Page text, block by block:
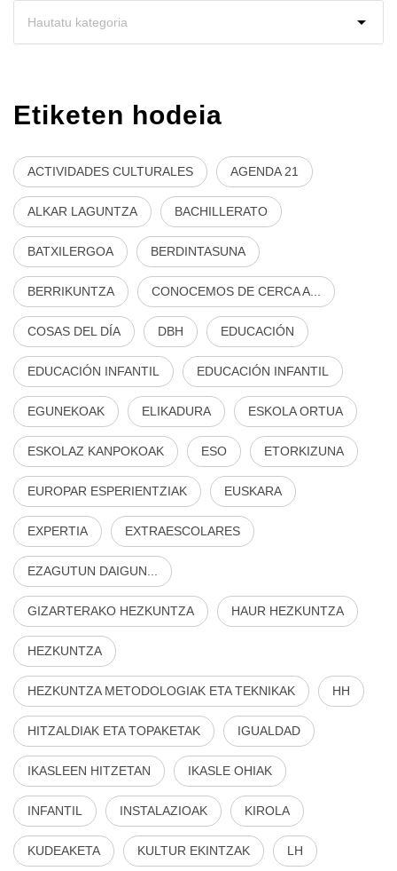
Etiketen hodeia
ACTIVIDADES CULTURALES AGENDA 21
ALKAR LAGUNTZA BACHILLERATO
BATXILERGOA BERDINTASUNA
BERRIKUNTZA CONOCEMOS DE CERCA A...
COSAS DEL DÍA DBH EDUCACIÓN
EDUCACIÓN INFANTIL EDUCACIÓN INFANTIL
EGUNEKOAK ELIKADURA ESKOLA ORTUA
ESKOLAZ KANPOKOAK ESO ETORKIZUNA
EUROPAR ESPERIENTZIAK EUSKARA
EXPERTIA EXTRAESCOLARES
EZAGUTUN DAIGUN...
GIZARTERAKO HEZKUNTZA HAUR HEZKUNTZA
HEZKUNTZA
HEZKUNTZA METODOLOGIAK ETA TEKNIKAK HH
HITZALDIAK ETA TOPAKETAK IGUALDAD
IKASLEEN HITZETAN IKASLE OHIAK
INFANTIL INSTALAZIOAK KIROLA
KUDEAKETA KULTUR EKINTZAK LH